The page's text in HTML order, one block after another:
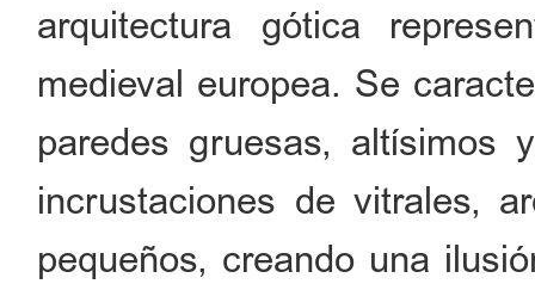
arquitectura gótica
medieval europea. Se
paredes gruesas, altísimos
incrustaciones de vitrales,
pequeños, creando una